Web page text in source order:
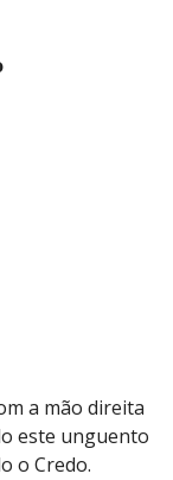
a mão direita
este unguento
o Credo.